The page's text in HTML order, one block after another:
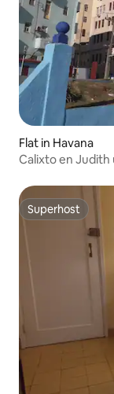
Flat in Havana
Calixto en
Superhost
Superhost